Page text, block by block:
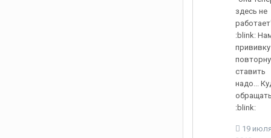
здесь не
:blink:
прививку
ставить
надо...
:blink:
19